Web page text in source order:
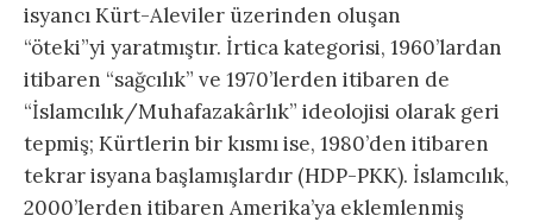
isyancı Kürt-Aleviler üzerinden oluşan
“öteki”yi yaratmıştır. İrtica kategorisi, 1960’lardan
itibaren “sağcılık” ve 1970’lerden itibaren de
“İslamcılık/Muhafazakârlık” ideolojisi olarak geri
tepmiş; Kürtlerin bir kısmı ise, 1980’den itibaren
tekrar isyana başlamışlardır (HDP-PKK). İslamcılık,
2000’lerden itibaren Amerika’ya eklemlenmiş